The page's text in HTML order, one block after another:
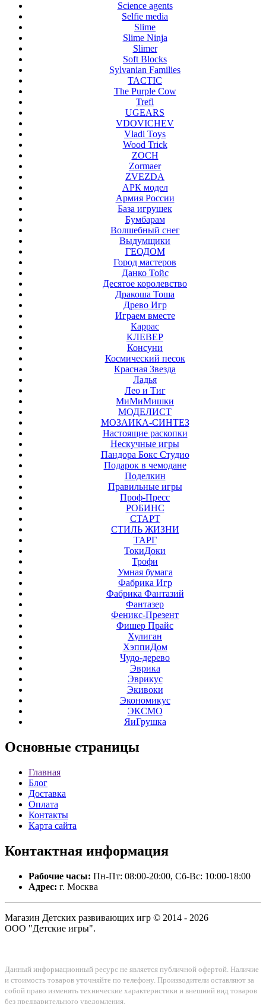
Science agents
Selfie media
Slime
Slime Ninja
Slimer
Soft Blocks
Sylvanian Families
TACTIC
The Purple Cow
Trefl
UGEARS
VDOVICHEV
Vladi Toys
Wood Trick
ZOCH
Zormaer
ZVEZDA
АРК модел
Армия России
База игрушек
Бумбарам
Волшебный снег
Выдумщики
ГЕОДОМ
Город мастеров
Данко Тойс
Десятое королевство
Дракоша Тоша
Древо Игр
Играем вместе
Каррас
КЛЕВЕР
Консуни
Космический песок
Красная Звезда
Ладья
Лео и Тиг
МиМиМишки
МОДЕЛИСТ
МОЗАИКА-СИНТЕЗ
Настоящие раскопки
Нескучные игры
Пандора Бокс Студио
Подарок в чемодане
Поделкин
Правильные игры
Проф-Пресс
РОБИНС
СТАРТ
СТИЛЬ ЖИЗНИ
ТАРГ
ТокиДоки
Трофи
Умная бумага
Фабрика Игр
Фабрика Фантазий
Фантазер
Феникс-Презент
Фишер Прайс
Хулиган
ХэппиДом
Чудо-дерево
Эврика
Эврикус
Экивоки
Экономикус
ЭКСМО
ЯиГрушка
Основные страницы
Главная
Блог
Доставка
Оплата
Контакты
Карта сайта
Контактная информация
Рабочие часы: Пн-Пт: 08:00-20:00, Сб-Вс: 10:00-18:00
Адрес: г. Москва
Магазин Детских развивающих игр © 2014 - 2026
ООО "Детские игры".
Данный информационный ресурс не является публичной офертой. Наличие
и стоимость товаров уточняйте по телефону. Производители оставляют за
собой право изменять технические характеристики и внешний вид товаров
без предварительного уведомления.